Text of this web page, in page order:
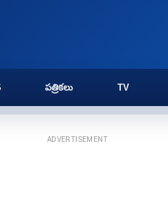
పత్రికలు TV
ADVERTISEMENT